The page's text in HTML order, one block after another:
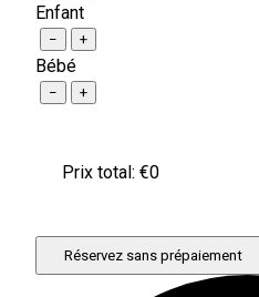
Enfant
− +
Bébé
− +
Prix ​​total: €0
Réservez sans prépaiement